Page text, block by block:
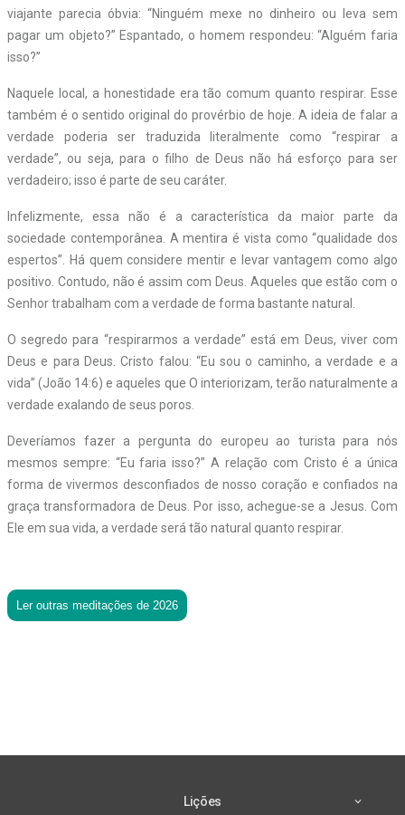
viajante parecia óbvia: “Ninguém mexe no dinheiro ou leva sem
pagar um objeto?” Espantado, o homem respondeu: “Alguém faria
isso?”
Naquele local, a honestidade era tão comum quanto respirar. Esse
também é o sentido original do provérbio de hoje. A ideia de falar a
verdade poderia ser traduzida literalmente como “respirar a
verdade”, ou seja, para o filho de Deus não há esforço para ser
verdadeiro; isso é parte de seu caráter.
Infelizmente, essa não é a característica da maior parte da
sociedade contemporânea. A mentira é vista como “qualidade dos
espertos”. Há quem considere mentir e levar vantagem como algo
positivo. Contudo, não é assim com Deus. Aqueles que estão com o
Senhor trabalham com a verdade de forma bastante natural.
O segredo para “respirarmos a verdade” está em Deus, viver com
Deus e para Deus. Cristo falou: “Eu sou o caminho, a verdade e a
vida” (João 14:6) e aqueles que O interiorizam, terão naturalmente a
verdade exalando de seus poros.
Deveríamos fazer a pergunta do europeu ao turista para nós
mesmos sempre: “Eu faria isso?” A relação com Cristo é a única
forma de vivermos desconfiados de nosso coração e confiados na
graça transformadora de Deus. Por isso, achegue-se a Jesus. Com
Ele em sua vida, a verdade será tão natural quanto respirar.
Ler outras meditações de 2026
Lições